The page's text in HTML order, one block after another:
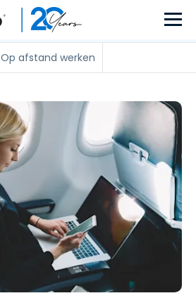
Op afstand werken